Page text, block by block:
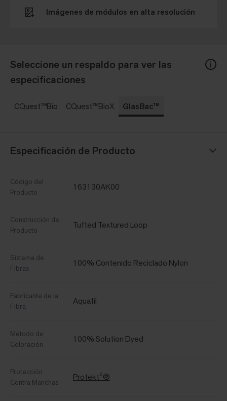
Seleccione un respaldo para ver las
especificaciones
CQuest™Bio CQuest™BioX GlasBac™
Especificación de Producto
Código del
Producto
163130AK00
Construcción de
Producto
Tufted Textured Loop
Sistema de
Fibras
100% Contenido Reciclado Nylon
Fabricante de la
Fibra
Aquafil
Método de
Coloración
100% Solution Dyed
Protección
Contra Manchas
Protekt²®
Imágenes de módulos en alta resolución